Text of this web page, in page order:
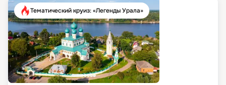
Тематический круиз: «Легенды Урала»